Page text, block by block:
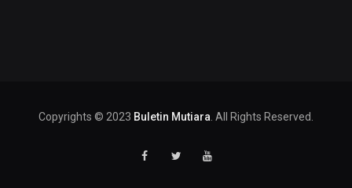
Copyrights © 2023 Buletin Mutiara . All Rights Reserved.